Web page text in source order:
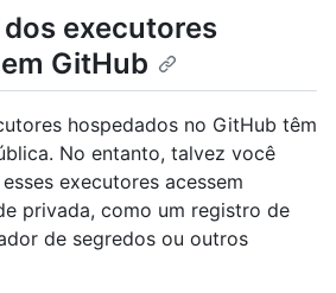
executores
GitHub
hospedados no GitHub têm
No entanto, talvez você
executores acessem
privada, como um registro de
de segredos ou outros